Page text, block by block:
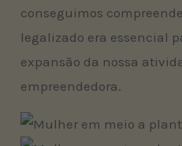
conseguimos
legalizado era essencial
expansão da nossa
empreendedora.